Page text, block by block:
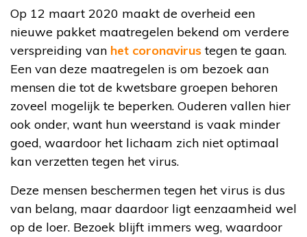
Op 12 maart 2020 maakt de overheid een
nieuwe pakket maatregelen bekend om verdere
verspreiding van het coronavirustegen te gaan.
Een van deze maatregelen is om bezoek aan
mensen die tot de kwetsbare groepen behoren
zoveel mogelijk te beperken. Ouderen vallen hier
ook onder, want hun weerstand is vaak minder
goed, waardoor het lichaam zich niet optimaal
kan verzetten tegen het virus.
Deze mensen beschermen tegen het virus is dus
van belang, maar daardoor ligt eenzaamheid wel
op de loer. Bezoek blijft immers weg, waardoor